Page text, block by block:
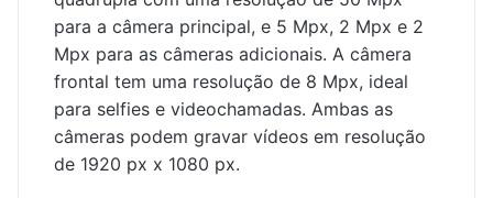
para a câmera principal, e 5 Mpx, 2 Mpx e 2
Mpx para as câmeras adicionais. A câmera
frontal tem uma resolução de 8 Mpx, ideal
para selfies e videochamadas. Ambas as
câmeras podem gravar vídeos em resolução
de 1920 px x 1080 px.